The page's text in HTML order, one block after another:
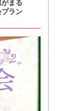
まる
ラン